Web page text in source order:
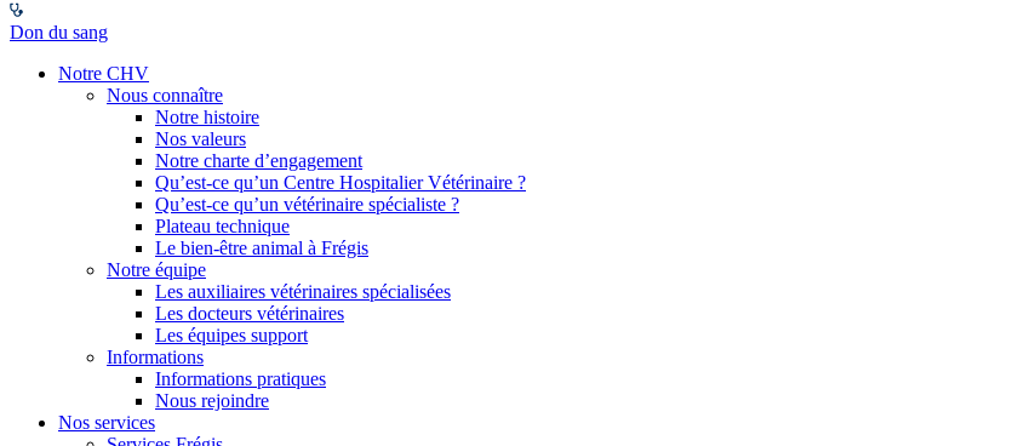
Don du sang
Notre CHV
Nous connaître
Notre histoire
Nos valeurs
Notre charte d’engagement
Qu’est-ce qu’un Centre Hospitalier Vétérinaire ?
Qu’est-ce qu’un vétérinaire spécialiste ?
Plateau technique
Le bien-être animal à Frégis
Notre équipe
Les auxiliaires vétérinaires spécialisées
Les docteurs vétérinaires
Les équipes support
Informations
Informations pratiques
Nous rejoindre
Nos services